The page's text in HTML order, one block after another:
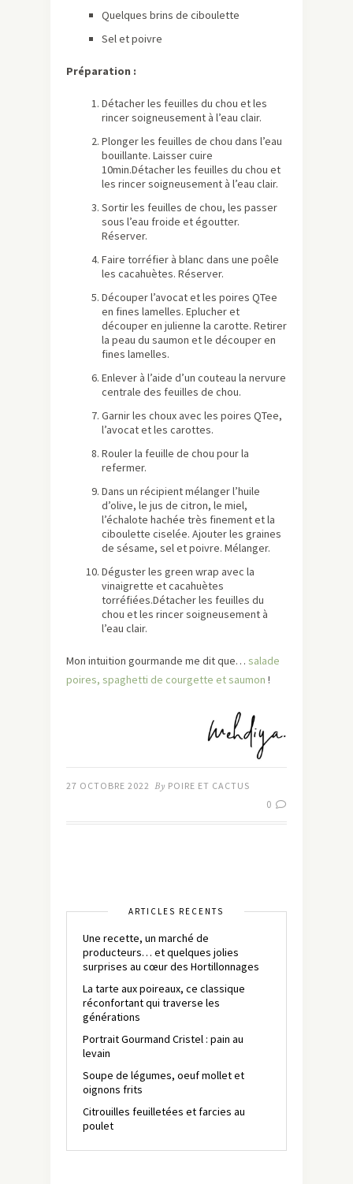
Quelques brins de ciboulette
Sel et poivre
Préparation :
Détacher les feuilles du chou et les
rincer soigneusement à l’eau clair.
Plonger les feuilles de chou dans l’eau
bouillante. Laisser cuire
10min.Détacher les feuilles du chou et
les rincer soigneusement à l’eau clair.
Sortir les feuilles de chou, les passer
sous l’eau froide et égoutter.
Réserver.
Faire torréfier à blanc dans une poêle
les cacahuètes. Réserver.
Découper l’avocat et les poires QTee
en fines lamelles. Eplucher et
découper en julienne la carotte. Retirer
la peau du saumon et le découper en
fines lamelles.
Enlever à l’aide d’un couteau la nervure
centrale des feuilles de chou.
Garnir les choux avec les poires QTee,
l’avocat et les carottes.
Rouler la feuille de chou pour la
refermer.
Dans un récipient mélanger l’huile
d’olive, le jus de citron, le miel,
l’échalote hachée très finement et la
ciboulette ciselée. Ajouter les graines
de sésame, sel et poivre. Mélanger.
Déguster les green wrap avec la
vinaigrette et cacahuètes
torréfiées.Détacher les feuilles du
chou et les rincer soigneusement à
l’eau clair.
Mon intuition gourmande me dit que… salade
poires, spaghetti de courgette et saumon !
27 OCTOBRE 2022 By POIRE ET CACTUS
0
ARTICLES RÉCENTS
Une recette, un marché de
producteurs… et quelques jolies
surprises au cœur des Hortillonnages
La tarte aux poireaux, ce classique
réconfortant qui traverse les
générations
Portrait Gourmand Cristel : pain au
levain
Soupe de légumes, oeuf mollet et
oignons frits
Citrouilles feuilletées et farcies au
poulet